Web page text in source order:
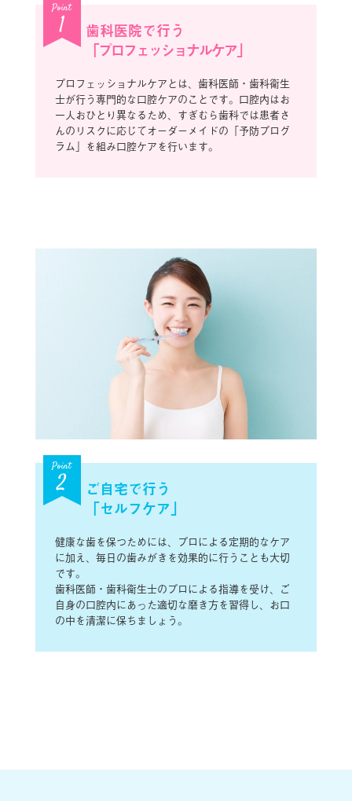
歯科医院で行う
「プロフェッショナルケア」
プロフェッショナルケアとは、歯科医師・歯科衛生
士が行う専門的な口腔ケアのことです。口腔内はお
一人おひとり異なるため、すぎむら歯科では患者さ
んのリスクに応じてオーダーメイドの「予防プログ
ラム」を組み口腔ケアを行います。
Point
1
ご自宅で行う
「セルフケア」
健康な歯を保つためには、プロによる定期的なケア
に加え、毎日の歯みがきを効果的に行うことも大切
です。
歯科医師・歯科衛生士のプロによる指導を受け、ご
自身の口腔内にあった適切な磨き方を習得し、お口
の中を清潔に保ちましょう。
Point
2